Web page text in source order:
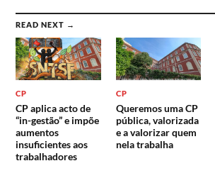
READ NEXT →
CP
CP aplica acto de
“in-gestão” e impõe
aumentos
insuficientes aos
trabalhadores
CP
Queremos uma CP
pública, valorizada
e a valorizar quem
nela trabalha